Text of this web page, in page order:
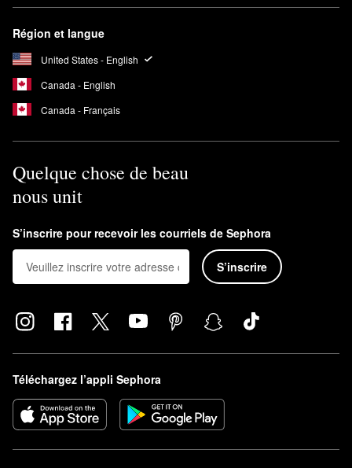
Région et langue
United States - English
Canada - English
Canada - Français
Quelque chose de beau
nous unit
S’inscrire pour recevoir les courriels de Sephora
S’inscrire
Téléchargez l’appli Sephora